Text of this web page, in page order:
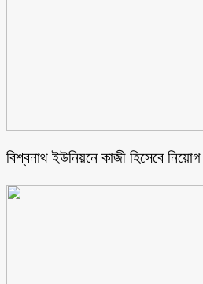
বিশ্বনাথ ইউনিয়নে কাজী হিসেবে